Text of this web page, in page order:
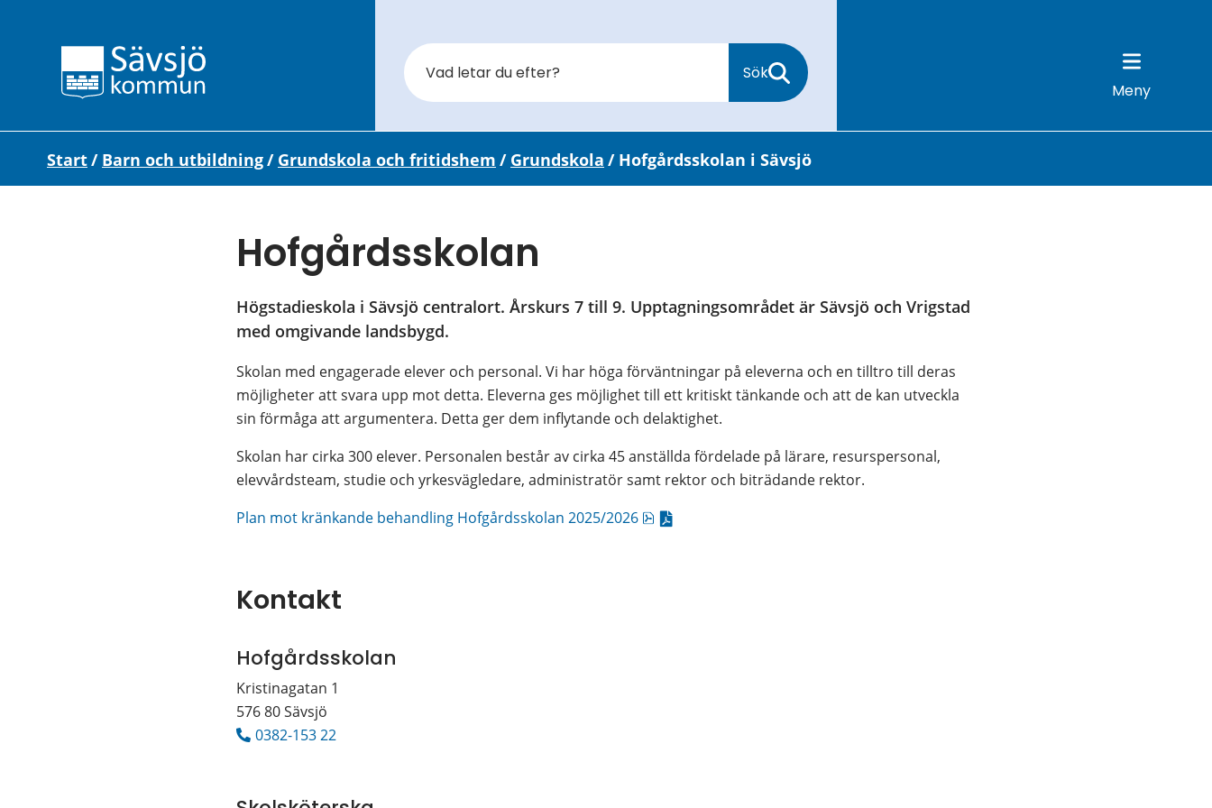
Sök
Meny
Start/ Barn och utbildning/ Grundskola och fritidshem / Grundskola / Hofgårdsskolan i Sävsjö
Hofgårdsskolan
Högstadieskola i Sävsjö centralort. Årskurs 7 till 9. Upptagningsområdet är Sävsjö och Vrigstad
med omgivande landsbygd.
Skolan med engagerade elever och personal. Vi har höga förväntningar på eleverna och en tilltro till deras
möjligheter att svara upp mot detta. Eleverna ges möjlighet till ett kritiskt tänkande och att de kan utveckla
sin förmåga att argumentera. Detta ger dem inflytande och delaktighet.
Skolan har cirka 300 elever. Personalen består av cirka 45 anställda fördelade på lärare, resurspersonal,
elevvårdsteam, studie och yrkesvägledare, administratör samt rektor och biträdande rektor.
Plan mot kränkande behandling Hofgårdsskolan 2025/2026
pdf, 306.9 kB.
Kontakt
Hofgårdsskolan
Kristinagatan 1
576 80 Sävsjö
0382-153 22